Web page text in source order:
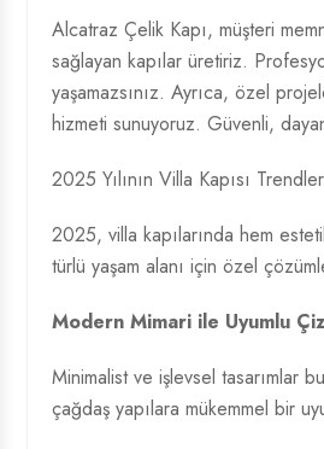
Alcatraz Çelik Kapı, müşteri
sağlayan kapılar üretiriz.
yaşamazsınız. Ayrıca, özel
hizmeti sunuyoruz. Güvenli,
2025 Yılının Villa Kapısı
2025, villa kapılarında hem
türlü yaşam alanı için özel
Modern Mimari ile Uyumlu
Minimalist ve işlevsel tasarımlar
çağdaş yapılara mükemmel bir